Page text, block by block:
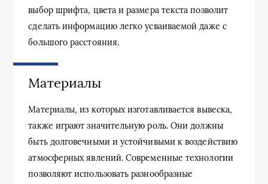
выбор шрифта, цвета и размера текста позволит
сделать информацию легко усваиваемой даже с
большого расстояния.
Материалы
Материалы, из которых изготавливается вывеска,
также играют значительную роль. Они должны
быть долговечными и устойчивыми к воздействию
атмосферных явлений. Современные технологии
позволяют использовать разнообразные